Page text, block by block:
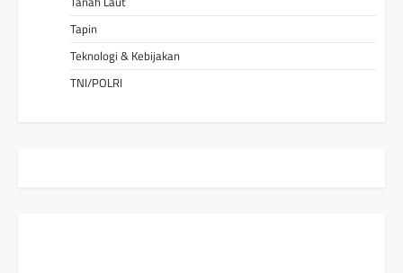
Tapin
Teknologi & Kebijakan
TNI/POLRI